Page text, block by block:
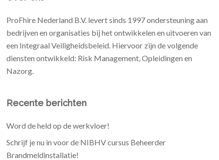
ProFhire Nederland B.V. levert sinds 1997 ondersteuning aan
bedrijven en organisaties bij het ontwikkelen en uitvoeren van
een Integraal Veiligheidsbeleid. Hiervoor zijn de volgende
diensten ontwikkeld: Risk Management, Opleidingen en
Nazorg.
Recente berichten
Word de held op de werkvloer!
Schrijf je nu in voor de NIBHV cursus Beheerder
Brandmeldinstallatie!